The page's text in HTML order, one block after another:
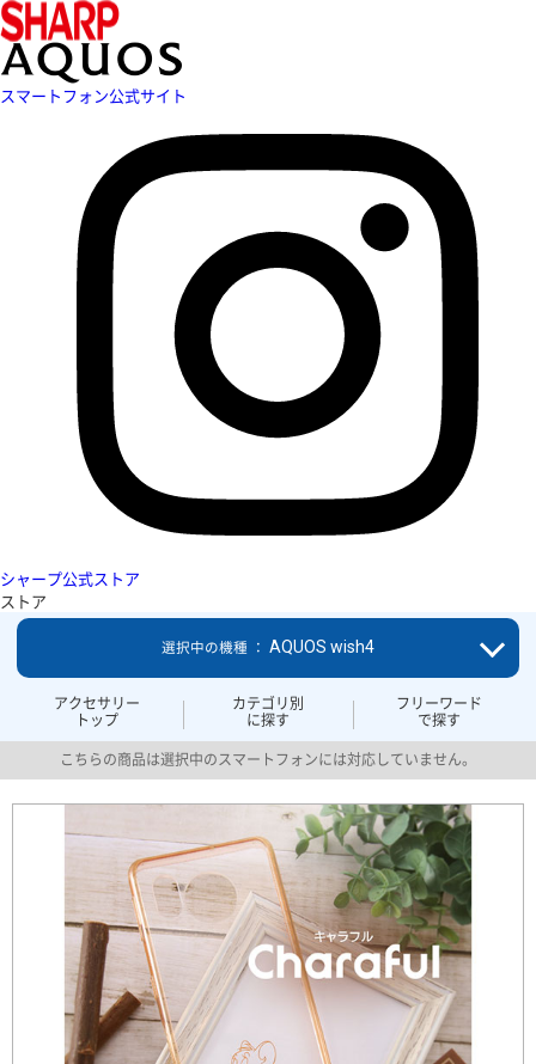
スマートフォン公式サイト
シャープ公式ストア
ストア
アクセサリー
トップ
カテゴリ別
に探す
フリーワード
で探す
選択中の機種 ： AQUOS wish4
こちらの商品は選択中のスマートフォンには対応していません。